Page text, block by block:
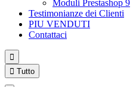
Moduli Prestashop 9
Testimonianze dei Clienti
PIU VENDUTI
Contattaci

 Tutto